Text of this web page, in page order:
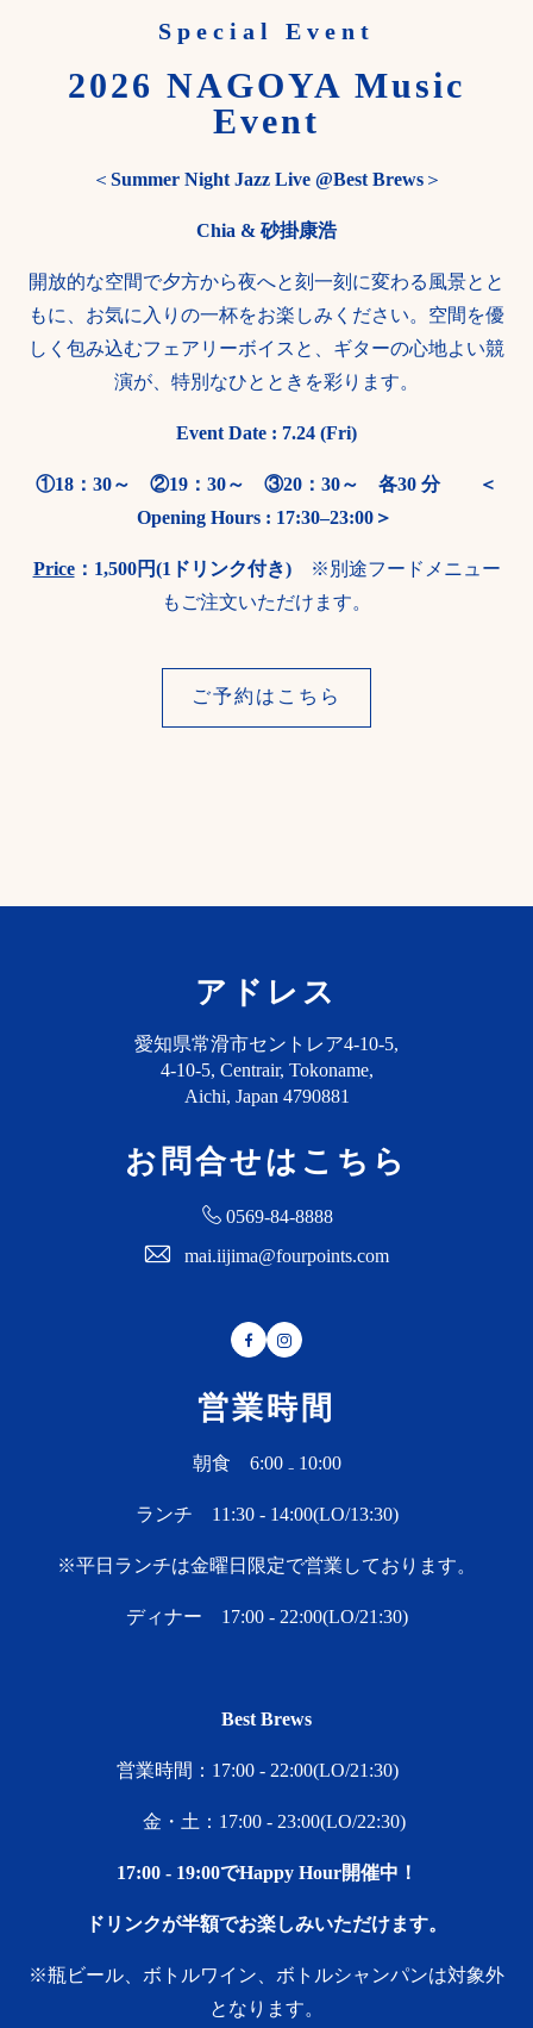
Special Event
2026 NAGOYA Music
Event
＜ Summer Night Jazz Live @Best Brews＞
Chia & 砂掛康浩
開放的な空間で夕方から夜へと刻一刻に変わる風景とと
もに、お気に入りの一杯をお楽しみください。空間を優
しく包み込むフェアリーボイスと、ギターの心地よい競
演が、特別なひとときを彩ります。
Event Date : 7.24 (Fri)
①18：30～ ②19：30～ ③20：30～ 各30 分 ＜
Opening Hours : 17:30–23:00＞
Price：1,500円(1ドリンク付き)
※別途フードメニュー
もご注文いただけます。
ご予約はこちら
アドレス
愛知県常滑市セントレア4-10-5,
4-10-5, Centrair, Tokoname,
Aichi, Japan 4790881
お問合せはこちら
0569-84-8888
mai.iijima@fourpoints.com
FacebookInstagram
営業時間
朝食 6:00 ₋ 10:00
ランチ 11:30 - 14:00(LO/13:30)
※平日ランチは金曜日限定で営業しております。
ディナー 17:00 - 22:00(LO/21:30)
Best Brews
営業時間：17:00 - 22:00(LO/21:30)
金・土：17:00 ‐ 23:00(LO/22:30)
17:00 ‐ 19:00でHappy Hour開催中！
ドリンクが半額でお楽しみいただけます。
※瓶ビール、ボトルワイン、ボトルシャンパンは対象外
となります。